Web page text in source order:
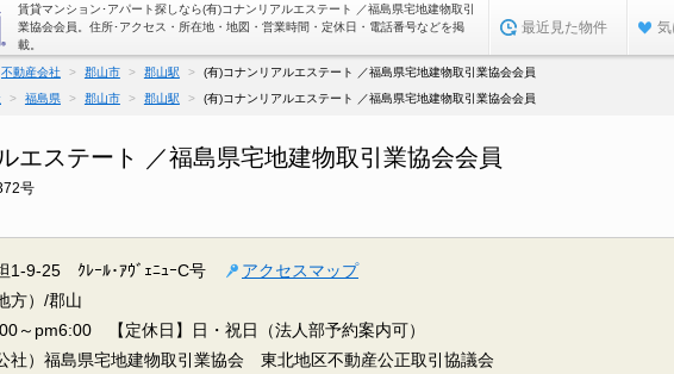
賃貸マンション･アパート探しなら(有)コナンリアルエステート ／福島県宅地建物取引
業協会会員。住所･アクセス・所在地・地図・営業時間・定休日・電話番号などを掲
載。
最近見た物件
不動産会社 郡山市 郡山駅
(有)コナンリアルエステート ／福島県宅地建物取引業協会会員
福島県 郡山市 郡山駅 (有)コナンリアルエステート ／福島県宅地建物取引業協会会員
エステート ／福島県宅地建物取引業協会会員
号
1-9-25 ｸﾚｰﾙ･ｱｳﾞｪﾆｭｰC号
アクセスマップ
方）/郡山
～pm6:00
【定休日】日・祝日（法人部予約案内可）
社）福島県宅地建物取引業協会 東北地区不動産公正取引協議会